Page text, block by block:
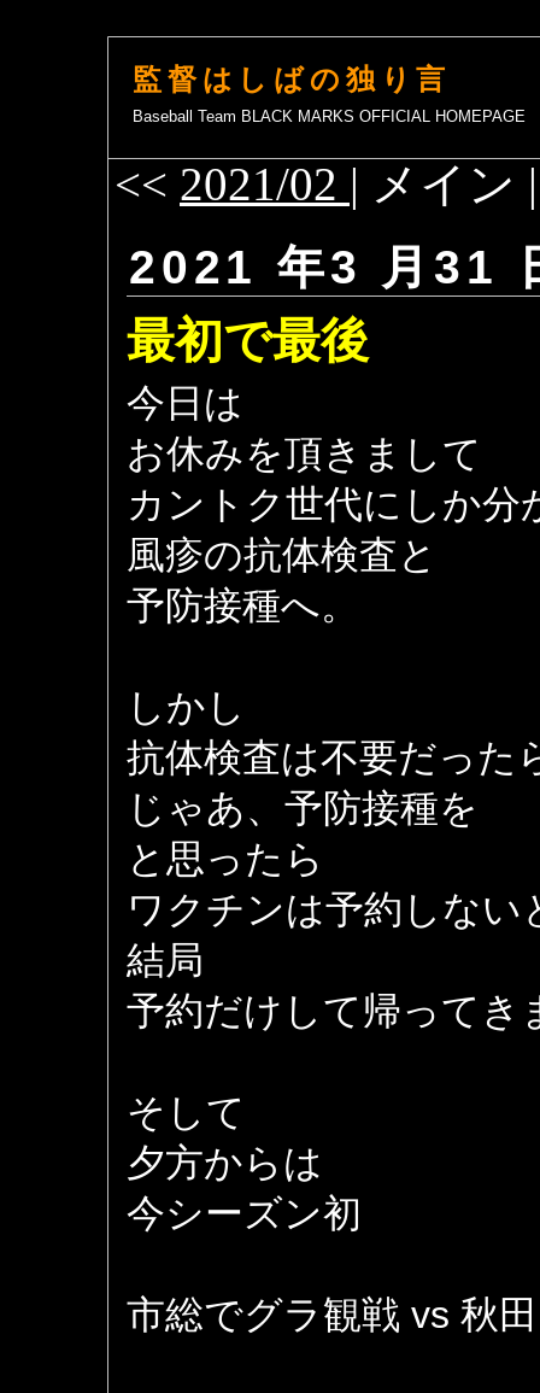
監督はしばの独り言
Baseball Team BLACK MARKS OFFICIAL HOMEPAGE
<< 2021/02 | メイン
2021 年3 月31
最初で最後
今日は
お休みを頂きまして
カントク世代にしか
風疹の抗体検査と
予防接種へ。
しかし
抗体検査は不要だった
じゃあ、予防接種を
と思ったら
ワクチンは予約しない
結局
予約だけして帰ってき
そして
夕方からは
今シーズン初
市総でグラ観戦 vs 秋